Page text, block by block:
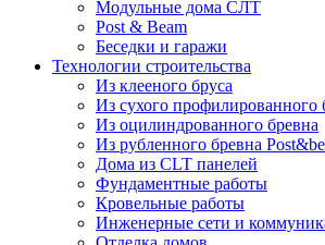
Модульные дома СЛТ
Post & Beam
Беседки и гаражи
Технологии строительства
Из клееного бруса
Из сухого профилированного
Из оцилиндрованного бревна
Из рубленного бревна
Дома из CLT панелей
Фундаментные работы
Кровельные работы
Инженерные сети и